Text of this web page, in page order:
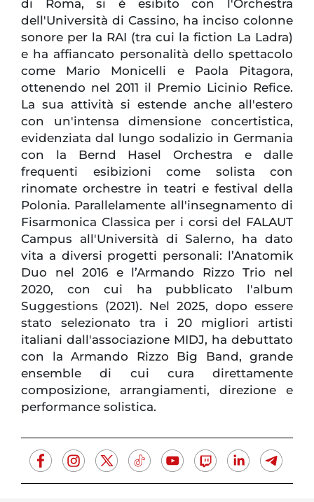
di Roma, si è esibito con l'Orchestra
dell'Università di Cassino, ha inciso colonne
sonore per la RAI (tra cui la fiction La Ladra)
e ha affiancato personalità dello spettacolo
come Mario Monicelli e Paola Pitagora,
ottenendo nel 2011 il Premio Licinio Refice.
La sua attività si estende anche all'estero
con un'intensa dimensione concertistica,
evidenziata dal lungo sodalizio in Germania
con la Bernd Hasel Orchestra e dalle
frequenti esibizioni come solista con
rinomate orchestre in teatri e festival della
Polonia. Parallelamente all'insegnamento di
Fisarmonica Classica per i corsi del FALAUT
Campus all'Università di Salerno, ha dato
vita a diversi progetti personali: l’Anatomik
Duo nel 2016 e l’Armando Rizzo Trio nel
2020, con cui ha pubblicato l'album
Suggestions (2021). Nel 2025, dopo essere
stato selezionato tra i 20 migliori artisti
italiani dall'associazione MIDJ, ha debuttato
con la Armando Rizzo Big Band, grande
ensemble di cui cura direttamente
composizione, arrangiamenti, direzione e
performance solistica.